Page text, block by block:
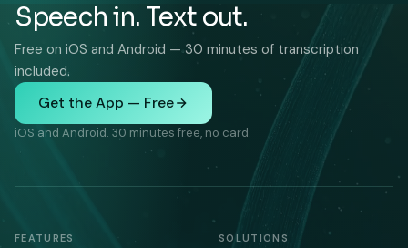
Speech in. Text out.
Free on iOS and Android — 30 minutes of transcription
included.
Get the App — Free
iOS and Android. 30 minutes free, no card.
FEATURES SOLUTIONS